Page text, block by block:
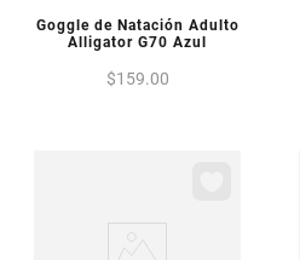
VISTA PREVIA
Goggle de Natación Adulto
Alligator G70 Azul
$159.00